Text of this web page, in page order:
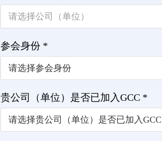
参会身份 *
贵公司（单位）是否已加入GCC *